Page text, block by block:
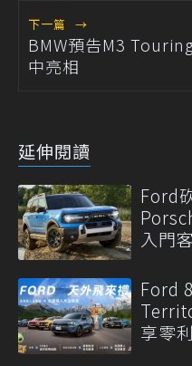
下一篇 →
BMW預告M3
中亮相
延伸閱讀
Ford
入門
Ford
享零